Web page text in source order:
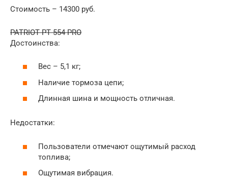
Стоимость – 14300 руб.
PATRIOT РТ 554 PRO
Достоинства:
Вес – 5,1 кг;
Наличие тормоза цепи;
Длинная шина и мощность отличная.
Недостатки:
Пользователи отмечают ощутимый расход
топлива;
Ощутимая вибрация.